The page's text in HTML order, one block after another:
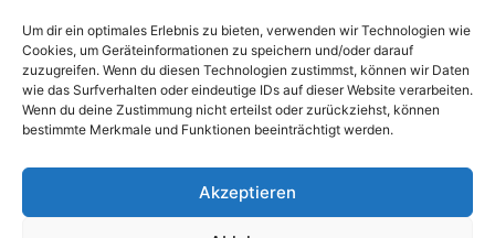
Um dir ein optimales Erlebnis zu bieten, verwenden wir Technologien wie
Cookies, um Geräteinformationen zu speichern und/oder darauf
zuzugreifen. Wenn du diesen Technologien zustimmst, können wir Daten
wie das Surfverhalten oder eindeutige IDs auf dieser Website verarbeiten.
Wenn du deine Zustimmung nicht erteilst oder zurückziehst, können
bestimmte Merkmale und Funktionen beeinträchtigt werden.
Akzeptieren